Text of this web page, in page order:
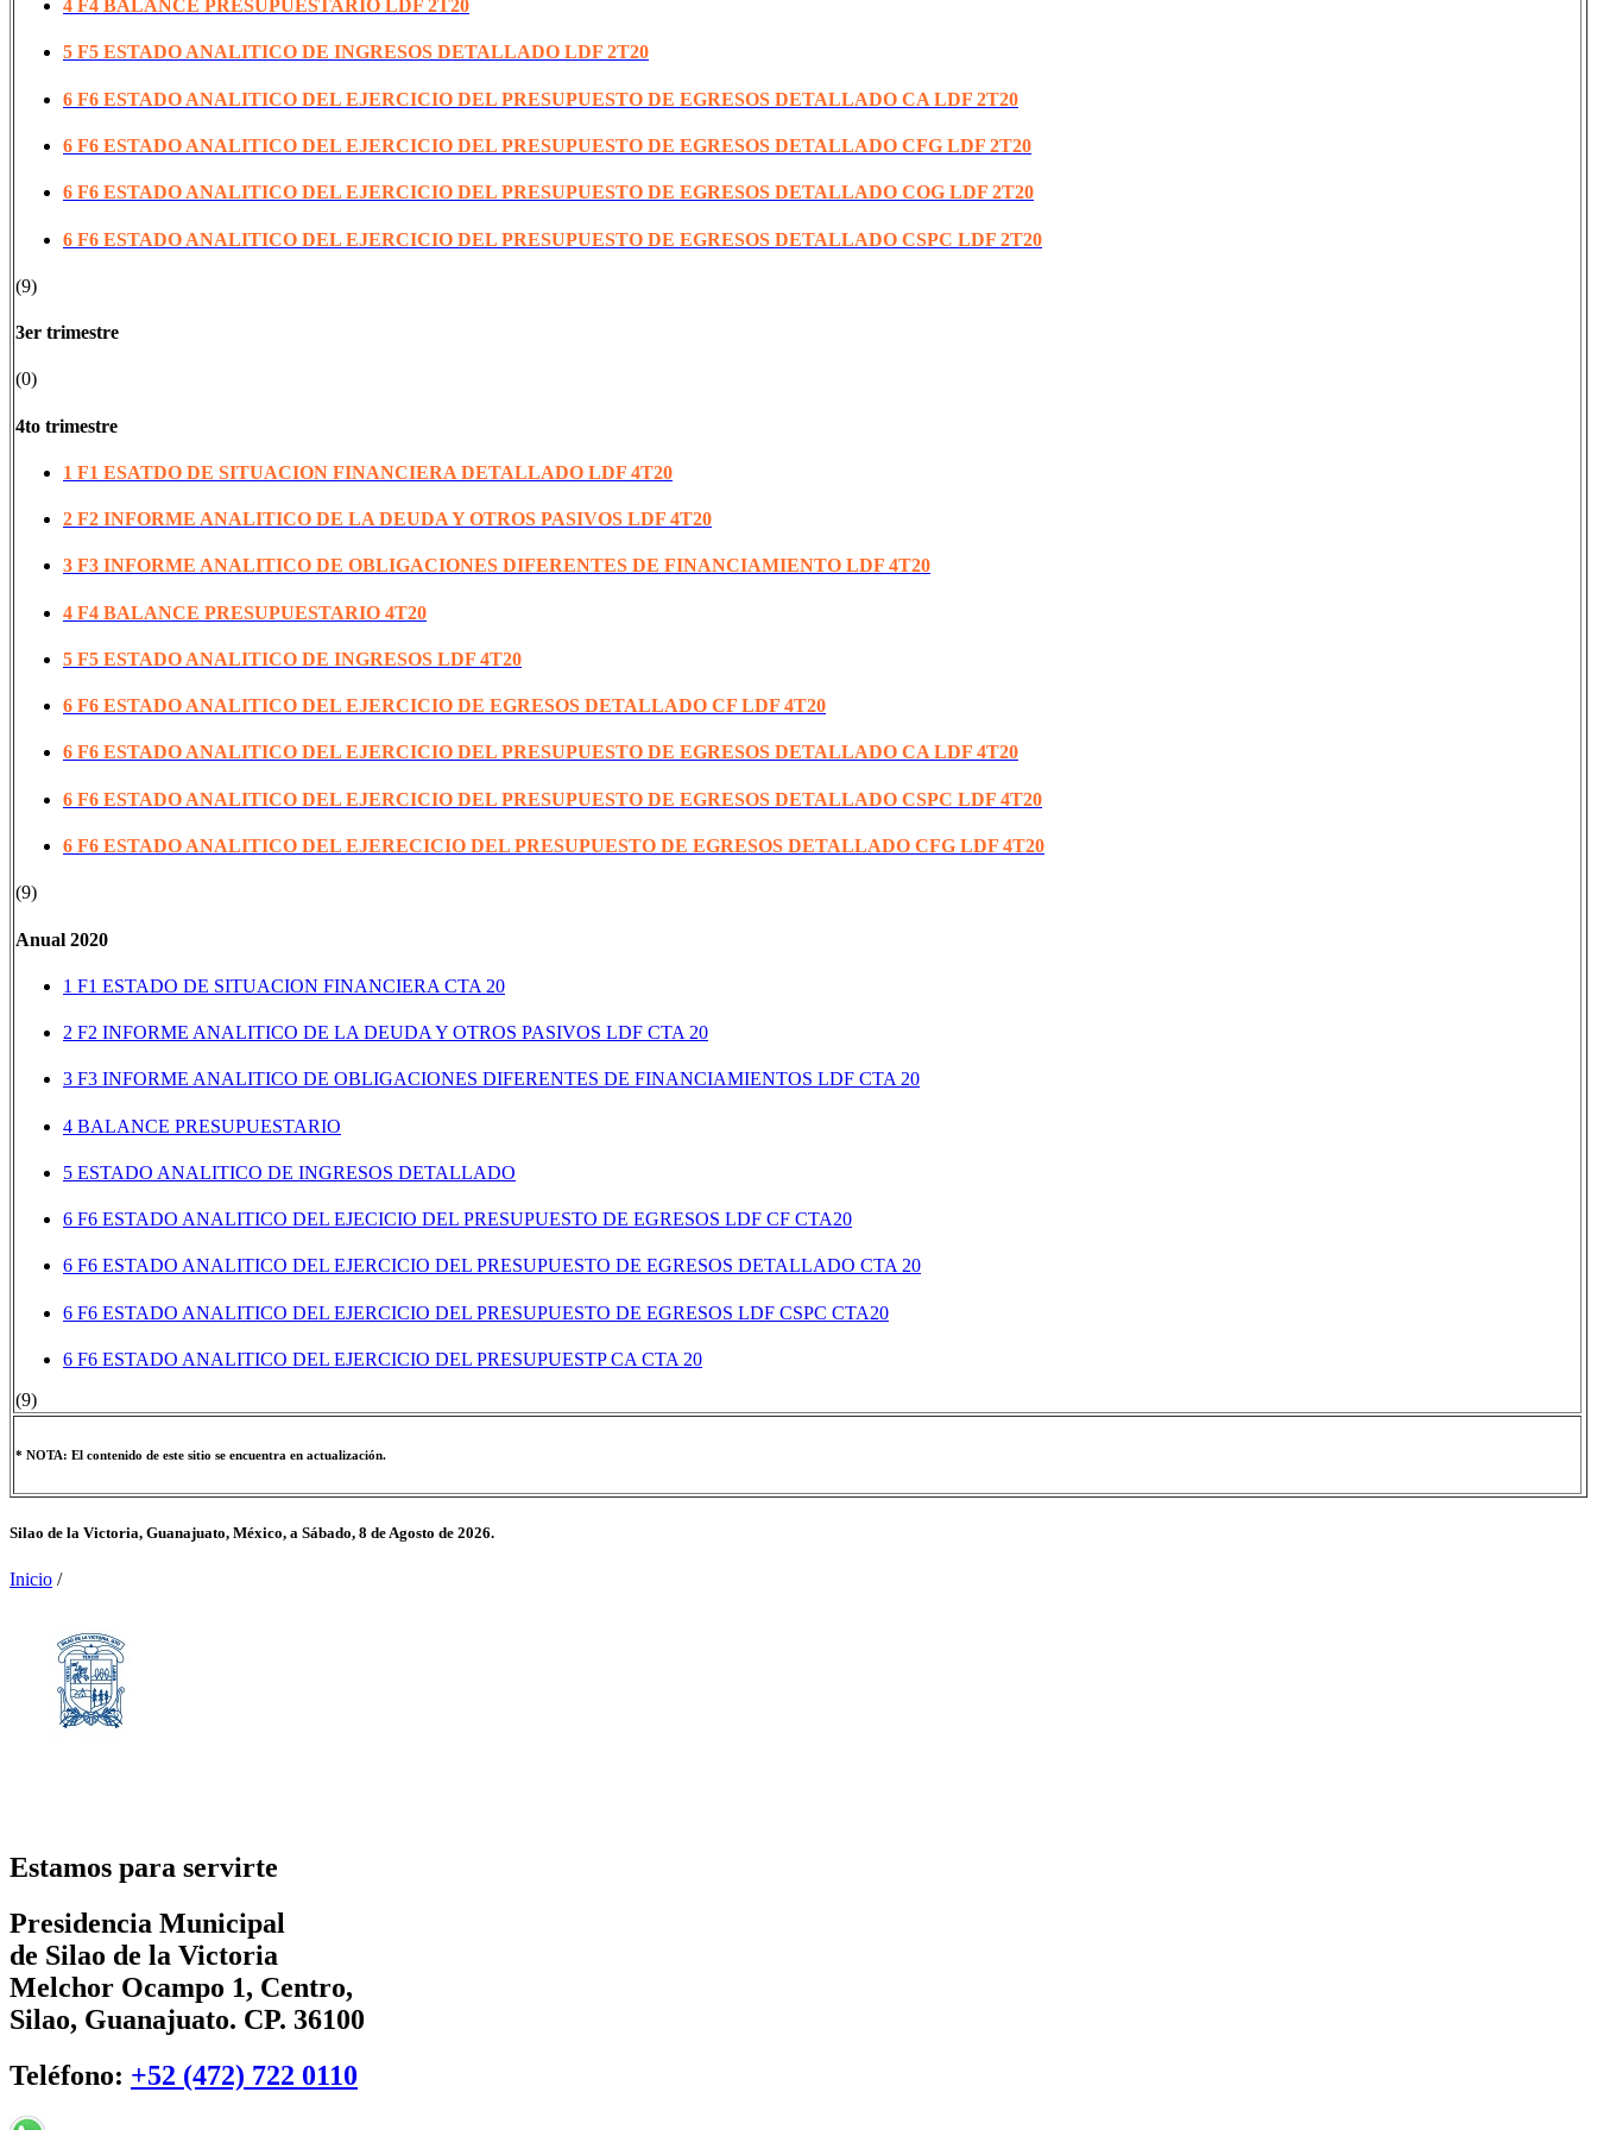
4 F4 BALANCE PRESUPUESTARIO LDF 2T20
5 F5 ESTADO ANALITICO DE INGRESOS DETALLADO LDF 2T20
6 F6 ESTADO ANALITICO DEL EJERCICIO DEL PRESUPUESTO DE EGRESOS DETALLADO CA LDF 2T20
6 F6 ESTADO ANALITICO DEL EJERCICIO DEL PRESUPUESTO DE EGRESOS DETALLADO CFG LDF 2T20
6 F6 ESTADO ANALITICO DEL EJERCICIO DEL PRESUPUESTO DE EGRESOS DETALLADO COG LDF 2T20
6 F6 ESTADO ANALITICO DEL EJERCICIO DEL PRESUPUESTO DE EGRESOS DETALLADO CSPC LDF 2T20
(9)
3er trimestre
(0)
4to trimestre
1 F1 ESATDO DE SITUACION FINANCIERA DETALLADO LDF 4T20
2 F2 INFORME ANALITICO DE LA DEUDA Y OTROS PASIVOS LDF 4T20
3 F3 INFORME ANALITICO DE OBLIGACIONES DIFERENTES DE FINANCIAMIENTO LDF 4T20
4 F4 BALANCE PRESUPUESTARIO 4T20
5 F5 ESTADO ANALITICO DE INGRESOS LDF 4T20
6 F6 ESTADO ANALITICO DEL EJERCICIO DE EGRESOS DETALLADO CF LDF 4T20
6 F6 ESTADO ANALITICO DEL EJERCICIO DEL PRESUPUESTO DE EGRESOS DETALLADO CA LDF 4T20
6 F6 ESTADO ANALITICO DEL EJERCICIO DEL PRESUPUESTO DE EGRESOS DETALLADO CSPC LDF 4T20
6 F6 ESTADO ANALITICO DEL EJERECICIO DEL PRESUPUESTO DE EGRESOS DETALLADO CFG LDF 4T20
(9)
Anual 2020
1 F1 ESTADO DE SITUACION FINANCIERA CTA 20
2 F2 INFORME ANALITICO DE LA DEUDA Y OTROS PASIVOS LDF CTA 20
3 F3 INFORME ANALITICO DE OBLIGACIONES DIFERENTES DE FINANCIAMIENTOS LDF CTA 20
4 BALANCE PRESUPUESTARIO
5 ESTADO ANALITICO DE INGRESOS DETALLADO
6 F6 ESTADO ANALITICO DEL EJECICIO DEL PRESUPUESTO DE EGRESOS LDF CF CTA20
6 F6 ESTADO ANALITICO DEL EJERCICIO DEL PRESUPUESTO DE EGRESOS DETALLADO CTA 20
6 F6 ESTADO ANALITICO DEL EJERCICIO DEL PRESUPUESTO DE EGRESOS LDF CSPC CTA20
6 F6 ESTADO ANALITICO DEL EJERCICIO DEL PRESUPUESTP CA CTA 20
(9)
* NOTA: El contenido de este sitio se encuentra en actualización.
Silao de la Victoria, Guanajuato, México, a Sábado, 8 de Agosto de 2026.
Inicio /
Estamos para servirte
Presidencia Municipal
de Silao de la Victoria
Melchor Ocampo 1, Centro,
Silao, Guanajuato. CP. 36100
Teléfono: +52 (472) 722 0110